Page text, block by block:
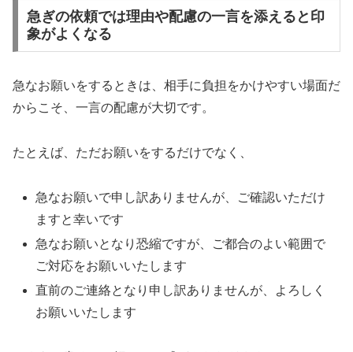
急ぎの依頼では理由や配慮の一言を添えると印
象がよくなる
急なお願いをするときは、相手に負担をかけやすい場面だ
からこそ、一言の配慮が大切です。
たとえば、ただお願いをするだけでなく、
急なお願いで申し訳ありませんが、ご確認いただけ
ますと幸いです
急なお願いとなり恐縮ですが、ご都合のよい範囲で
ご対応をお願いいたします
直前のご連絡となり申し訳ありませんが、よろしく
お願いいたします